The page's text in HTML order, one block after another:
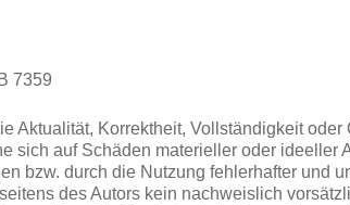
7359
Aktualität, Korrektheit, Vollständigkeit
sich auf Schäden materieller oder ideeller
bzw. durch die Nutzung fehlerhafter und
des Autors kein nachweislich